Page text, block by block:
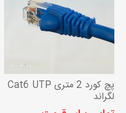
پچ کورد 2 متری Cat6 UTP
لگراند